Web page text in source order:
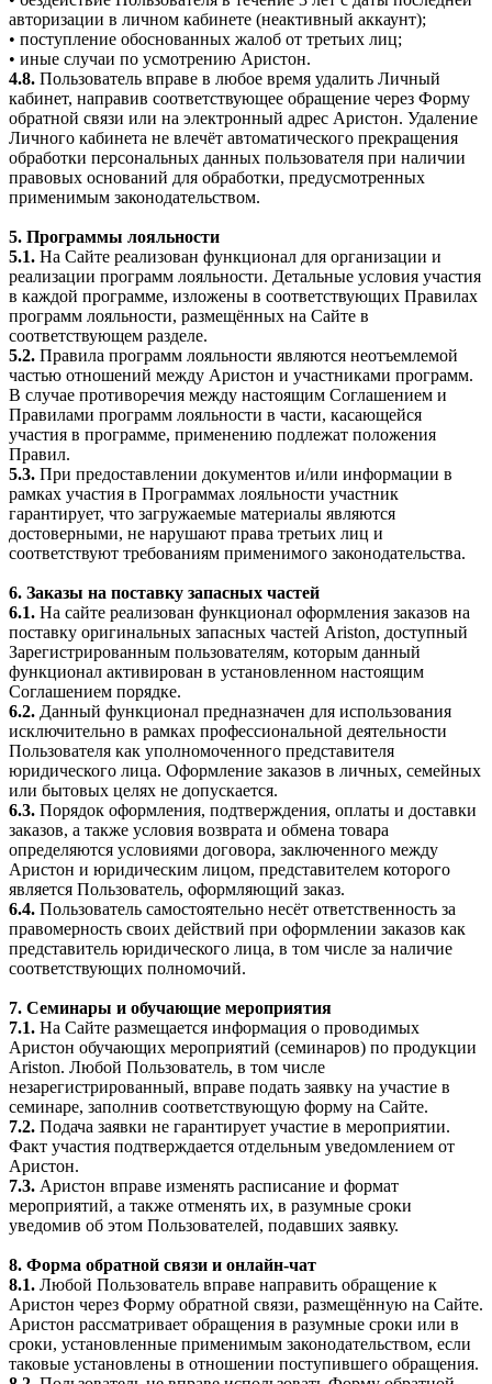
авторизации в личном кабинете (неактивный аккаунт);
• поступление обоснованных жалоб от третьих лиц;
• иные случаи по усмотрению Аристон.
4.8. Пользователь вправе в любое время удалить Личный
кабинет, направив соответствующее обращение через Форму
обратной связи или на электронный адрес Аристон. Удаление
Личного кабинета не влечёт автоматического прекращения
обработки персональных данных пользователя при наличии
правовых оснований для обработки, предусмотренных
применимым законодательством.
5. Программы лояльности
5.1. На Сайте реализован функционал для организации и
реализации программ лояльности. Детальные условия участия
в каждой программе, изложены в соответствующих Правилах
программ лояльности, размещённых на Сайте в
соответствующем разделе.
5.2. Правила программ лояльности являются неотъемлемой
частью отношений между Аристон и участниками программ.
В случае противоречия между настоящим Соглашением и
Правилами программ лояльности в части, касающейся
участия в программе, применению подлежат положения
Правил.
5.3. При предоставлении документов и/или информации в
рамках участия в Программах лояльности участник
гарантирует, что загружаемые материалы являются
достоверными, не нарушают права третьих лиц и
соответствуют требованиям применимого законодательства.
6. Заказы на поставку запасных частей
6.1. На сайте реализован функционал оформления заказов на
поставку оригинальных запасных частей Ariston, доступный
Зарегистрированным пользователям, которым данный
функционал активирован в установленном настоящим
Соглашением порядке.
6.2. Данный функционал предназначен для использования
исключительно в рамках профессиональной деятельности
Пользователя как уполномоченного представителя
юридического лица. Оформление заказов в личных, семейных
или бытовых целях не допускается.
6.3. Порядок оформления, подтверждения, оплаты и доставки
заказов, а также условия возврата и обмена товара
определяются условиями договора, заключенного между
Аристон и юридическим лицом, представителем которого
является Пользователь, оформляющий заказ.
6.4. Пользователь самостоятельно несёт ответственность за
правомерность своих действий при оформлении заказов как
представитель юридического лица, в том числе за наличие
соответствующих полномочий.
7. Семинары и обучающие мероприятия
7.1. На Сайте размещается информация о проводимых
Аристон обучающих мероприятий (семинаров) по продукции
Ariston. Любой Пользователь, в том числе
незарегистрированный, вправе подать заявку на участие в
семинаре, заполнив соответствующую форму на Сайте.
7.2. Подача заявки не гарантирует участие в мероприятии.
Факт участия подтверждается отдельным уведомлением от
Аристон.
7.3. Аристон вправе изменять расписание и формат
мероприятий, а также отменять их, в разумные сроки
уведомив об этом Пользователей, подавших заявку.
8. Форма обратной связи и онлайн-чат
8.1. Любой Пользователь вправе направить обращение к
Аристон через Форму обратной связи, размещённую на Сайте.
Аристон рассматривает обращения в разумные сроки или в
сроки, установленные применимым законодательством, если
таковые установлены в отношении поступившего обращения.